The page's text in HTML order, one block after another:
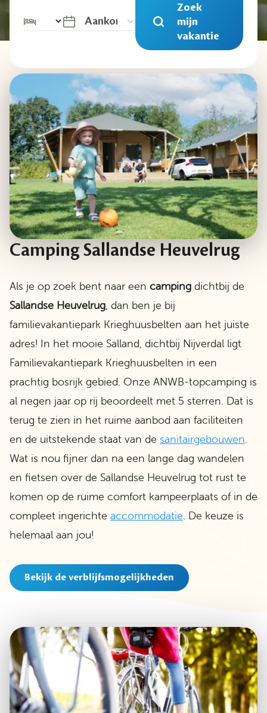
Zoek
mijn
vakantie
Camping Sallandse Heuvelrug
Als je op zoek bent naar een camping dichtbij de
Sallandse Heuvelrug , dan ben je bij
familievakantiepark Krieghuusbelten aan het juiste
adres! In het mooie Salland, dichtbij Nijverdal ligt
Familievakantiepark Krieghuusbelten in een
prachtig bosrijk gebied. Onze ANWB-topcamping is
al negen jaar op rij beoordeelt met 5 sterren. Dat is
terug te zien in het ruime aanbod aan faciliteiten
en de uitstekende staat van de sanitairgebouwen
Wat is nou fijner dan na een lange dag wandelen
en fietsen over de Sallandse Heuvelrug tot rust te
komen op de ruime comfort kampeerplaats of in de
compleet ingerichte accommodatie . De keuze is
helemaal aan jou!
Bekijk de verblijfsmogelijkheden